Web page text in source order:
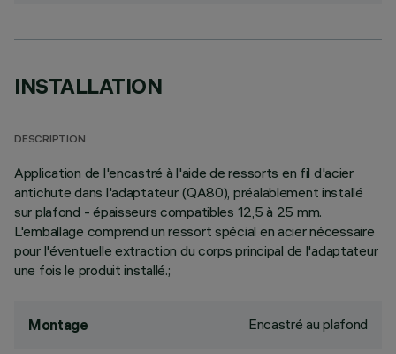
INSTALLATION
DESCRIPTION
Application de l'encastré à l'aide de ressorts en fil d'acier
antichute dans l'adaptateur (QA80), préalablement installé
sur plafond - épaisseurs compatibles 12,5 à 25 mm.
L'emballage comprend un ressort spécial en acier nécessaire
pour l'éventuelle extraction du corps principal de l'adaptateur
une fois le produit installé.;
Montage Encastré au plafond